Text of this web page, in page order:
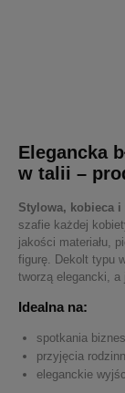
Elegancka
w talii –
Stylowa, kobieca i
szafie każdej
jakości materiału,
figurę. Dekolt typu
tworzą elegancki, a
Idealna na:
spotkania
przyjęcia
eleganckie